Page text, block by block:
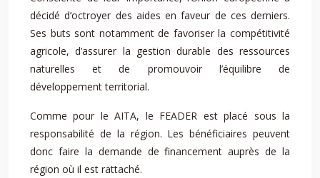
décidé d’octroyer des aides en faveur de ces derniers.
Ses buts sont notamment de favoriser la compétitivité
agricole, d’assurer la gestion durable des ressources
naturelles et de promouvoir l’équilibre de
développement territorial.
Comme pour le AITA, le FEADER est placé sous la
responsabilité de la région. Les bénéficiaires peuvent
donc faire la demande de financement auprès de la
région où il est rattaché.